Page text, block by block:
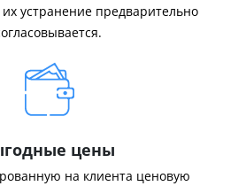
устранение предварительно
цены
на клиента ценовую